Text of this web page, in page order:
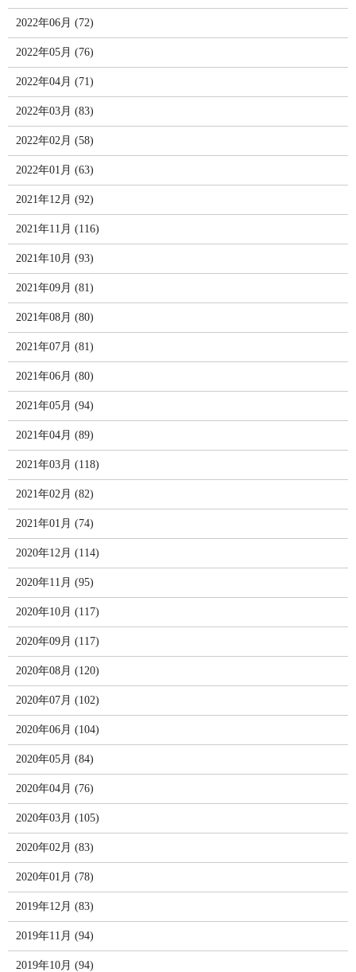
2022年06月 (72)
2022年05月 (76)
2022年04月 (71)
2022年03月 (83)
2022年02月 (58)
2022年01月 (63)
2021年12月 (92)
2021年11月 (116)
2021年10月 (93)
2021年09月 (81)
2021年08月 (80)
2021年07月 (81)
2021年06月 (80)
2021年05月 (94)
2021年04月 (89)
2021年03月 (118)
2021年02月 (82)
2021年01月 (74)
2020年12月 (114)
2020年11月 (95)
2020年10月 (117)
2020年09月 (117)
2020年08月 (120)
2020年07月 (102)
2020年06月 (104)
2020年05月 (84)
2020年04月 (76)
2020年03月 (105)
2020年02月 (83)
2020年01月 (78)
2019年12月 (83)
2019年11月 (94)
2019年10月 (94)